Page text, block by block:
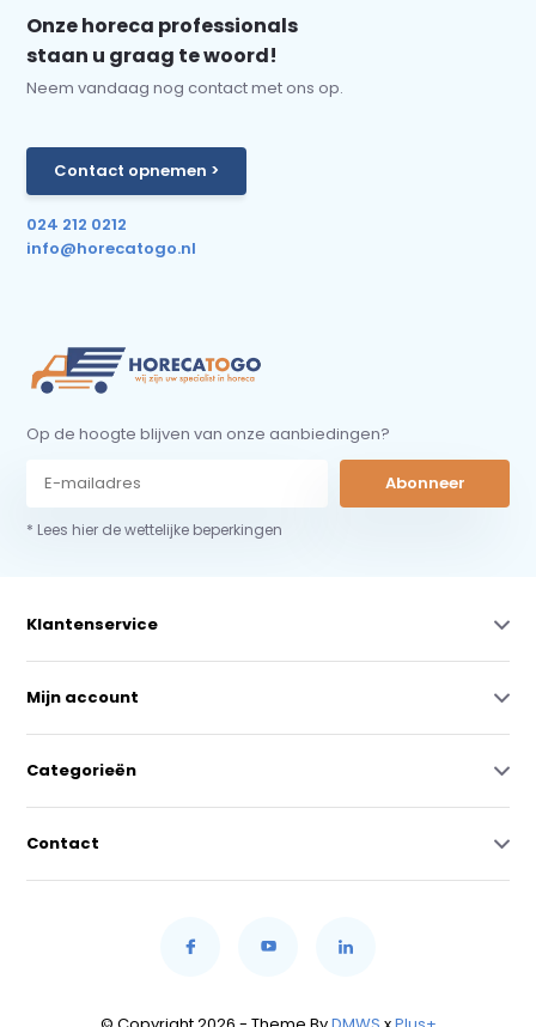
Onze horeca professionals
staan u graag te woord!
Neem vandaag nog contact met ons op.
Contact opnemen >
024 212 0212
info@horecatogo.nl
Op de hoogte blijven van onze aanbiedingen?
Abonneer
* Lees hier de wettelijke beperkingen
Klantenservice
Mijn account
Categorieën
Contact